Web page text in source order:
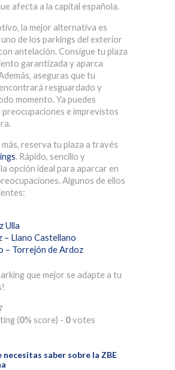
afecta a la capital española.
la mejor alternativa es
de los parkings del exterior
antelación. Consigue tu plaza
garantizada y aparca
aseguras que tu
resguardado y
momento. Ya puedes
e imprevistos
reserva tu plaza a través
. Rápido, sencillo y
opción ideal para aparcar en
Algunos de ellos
Ulla
– Llano Castellano
– Torrejón de Ardoz
que mejor se adapte a tu
(0% score) - 0votes
necesitas saber sobre la ZBE